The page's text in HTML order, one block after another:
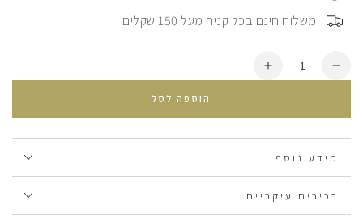
כמות
הסרת
הוספת
הוספה לסל
מידע נוסף
רכיבים עיקריים